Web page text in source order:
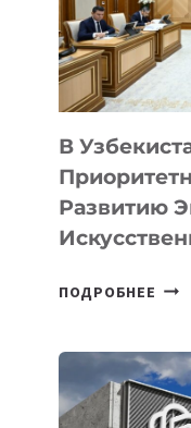
В
Развитию
ПОДРОБНЕЕ В
ПО